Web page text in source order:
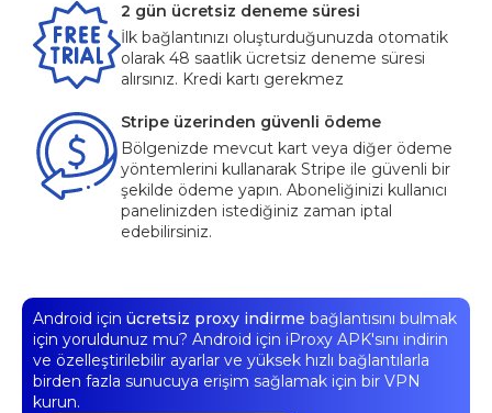
2 gün ücretsiz deneme süresi
İlk bağlantınızı oluşturduğunuzda otomatik
olarak 48 saatlik ücretsiz deneme süresi
alırsınız. Kredi kartı gerekmez
Stripe üzerinden güvenli ödeme
Bölgenizde mevcut kart veya diğer ödeme
yöntemlerini kullanarak Stripe ile güvenli bir
şekilde ödeme yapın. Aboneliğinizi kullanıcı
panelinizden istediğiniz zaman iptal
edebilirsiniz.
Android için ücretsiz proxy indirme bağlantısını bulmak
için yoruldunuz mu? Android için iProxy APK'sını indirin
ve özelleştirilebilir ayarlar ve yüksek hızlı bağlantılarla
birden fazla sunucuya erişim sağlamak için bir VPN
kurun.